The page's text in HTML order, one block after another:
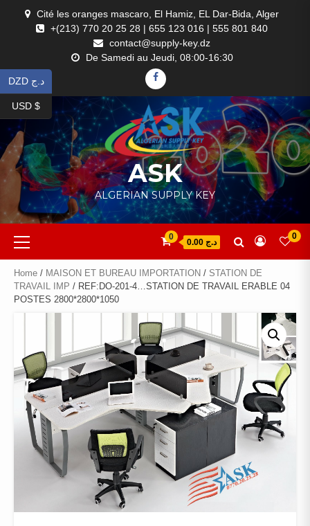
Cité les oranges mascaro, El Hamiz, EL Dar-Bida, Alger
+(213) 770 20 25 28 | 655 123 016 | 555 801 840
contact@supply-key.dz
De Samedi au Jeudi, 08:00-16:30
FACEBOOK
ASK
ALGERIAN SUPPLY KEY
Primary
Menu
0
د.ج 0.00
0
Home / MAISON ET BUREAU IMPORTATION / STATION DE
TRAVAIL IMP / REF:DO-201-4…STATION DE TRAVAIL ERABLE 04
POSTES 2800*2800*1050
DZD د.ج
USD $